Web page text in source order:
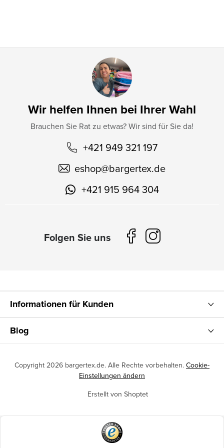
Wir helfen Ihnen bei Ihrer Wahl
Brauchen Sie Rat zu etwas? Wir sind für Sie da!
+421 949 321 197
eshop@bargertex.de
+421 915 964 304
Informationen für Kunden
Blog
Erstellt von Shoptet
Copyright 2026 bargertex.de. Alle Rechte vorbehalten. Cookie-
Einstellungen ändern